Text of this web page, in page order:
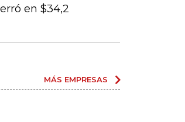
en $34,2
MÁS EMPRESAS